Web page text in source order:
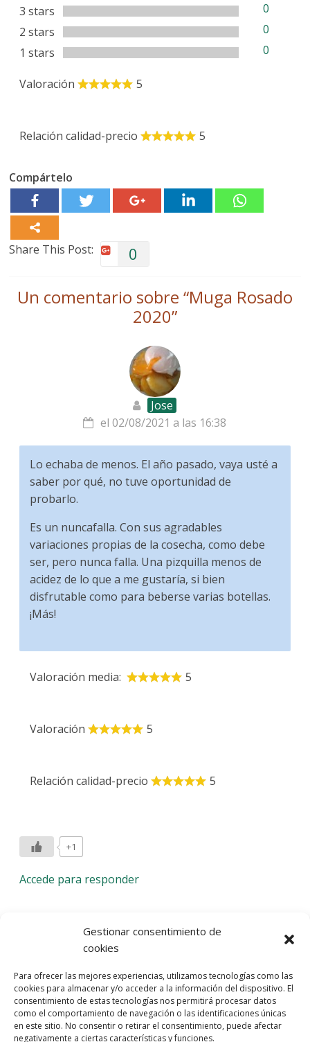
Gestionar consentimiento de
cookies
Para ofrecer las mejores experiencias, utilizamos tecnologías como las
cookies para almacenar y/o acceder a la información del dispositivo. El
consentimiento de estas tecnologías nos permitirá procesar datos
como el comportamiento de navegación o las identificaciones únicas
en este sitio. No consentir o retirar el consentimiento, puede afectar
negativamente a ciertas características y funciones.
3 stars
0
2 stars
0
1 stars
0
Valoración 5
Relación calidad-precio 5
Compártelo
Share This Post: 0
Un comentario sobre “Muga Rosado
2020”
Jose
el 02/08/2021 a las 16:38
Lo echaba de menos. El año pasado, vaya usté a
saber por qué, no tuve oportunidad de
probarlo.
Es un nuncafalla. Con sus agradables
variaciones propias de la cosecha, como debe
ser, pero nunca falla. Una pizquilla menos de
acidez de lo que a me gustaría, si bien
disfrutable como para beberse varias botellas.
¡Más!
Valoración media: 5
Valoración 5
Relación calidad-precio 5
+1
Accede para responder
Deja una respuesta
comentario.
Entra con tu red social
He leído y acepto laPolítica de Privacidad